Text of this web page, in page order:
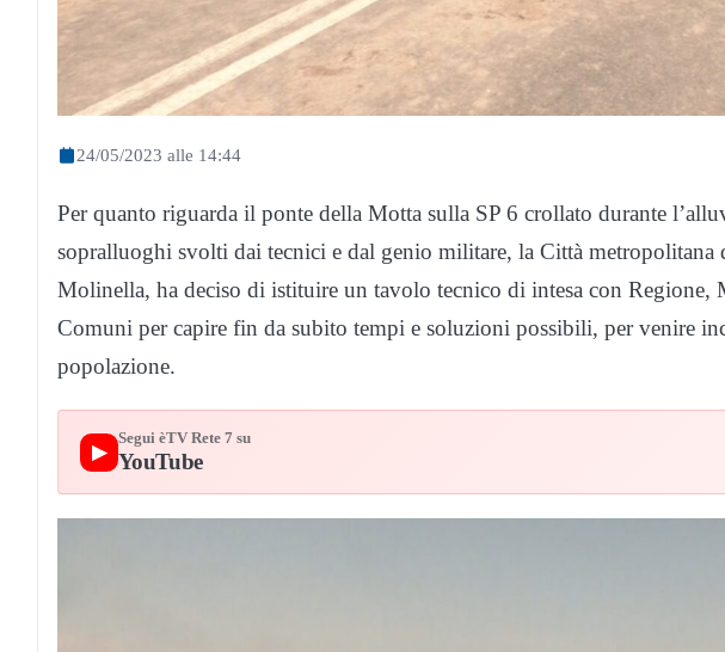
24/05/2023 alle 14:44
Per quanto riguarda il ponte della Motta sulla SP 6 crollato durante
sopralluoghi svolti dai tecnici e dal genio militare, la Città
Molinella, ha deciso di istituire un tavolo tecnico di intesa con Regione,
Comuni per capire fin da subito tempi e soluzioni possibili, per venire
popolazione.
▶
Segui èTV Rete 7 su
YouTube